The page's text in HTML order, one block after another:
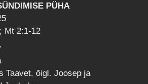
PÜHA
Mt 2:1-12
Taavet, õigl. Joosep ja